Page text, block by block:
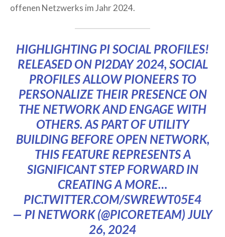
offenen Netzwerks im Jahr 2024.
HIGHLIGHTING PI SOCIAL PROFILES!
RELEASED ON PI2DAY 2024, SOCIAL
PROFILES ALLOW PIONEERS TO
PERSONALIZE THEIR PRESENCE ON
THE NETWORK AND ENGAGE WITH
OTHERS. AS PART OF UTILITY
BUILDING BEFORE OPEN NETWORK,
THIS FEATURE REPRESENTS A
SIGNIFICANT STEP FORWARD IN
CREATING A MORE…
PIC.TWITTER.COM/SWREWT05E4
— PI NETWORK (@PICORETEAM)JULY
26, 2024